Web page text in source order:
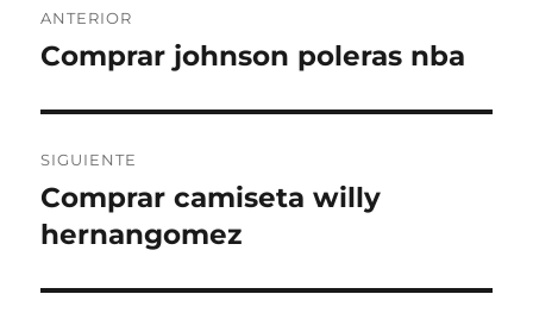
de
ANTERIOR
Entrada
Comprar johnson poleras nba
SIGUIENTE
Entrada
siguiente:
Comprar camiseta willy
hernangomez